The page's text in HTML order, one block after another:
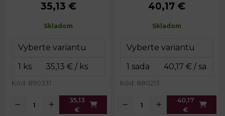
Rozmery:
cca 44 x 44
Rozmery
22 x 36 x 7
35,13 €
Skladom
Kód: 890331
35,13
€
Rozmery
10,5 x 22,5 x
40,17 €
Skladom
Kód: 880213
40,17
€